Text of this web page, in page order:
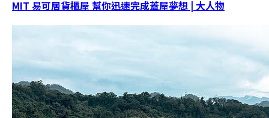
MIT 易可居貨櫃屋 幫你迅速完成蓋屋夢想 | 大人物